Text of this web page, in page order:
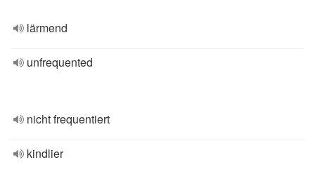
lärmend
unfrequented
nicht frequentiert
kindlier